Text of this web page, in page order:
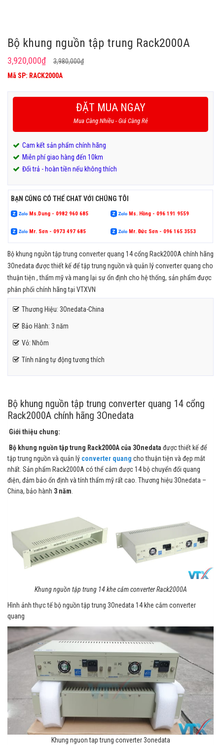
Bộ khung nguồn tập trung Rack2000A
3,980,000₫Giá
3,980,000₫.
3,920,000₫
Giá
là:
3,920,000₫.
Mã SP: RACK2000A
ĐẶT MUA NGAY
Mua Càng Nhiều - Giá Càng Rẻ
Cam kết sản phẩm chính hãng
Miễn phí giao hàng đến 10km
Đổi trả - hoàn tiền nếu không thích
BẠN CŨNG CÓ THỂ CHAT VỚI CHÚNG TÔI
Ms.Dung - 0982 960 685 Ms. Hồng - 096 191 9559
Mr. Sơn - 0973 497 685 Mr. Đức Sơn - 096 165 3553
Bộ khung nguồn tập trung converter quang 14 cổng Rack2000A chính hãng
3Onedata được thiết kế để tập trung nguồn và quản lý converter quang cho
thuận tiện , thẩm mỹ và mang lại sự ổn định cho hệ thống, sản phẩm được
phân phối chính hãng tại VTXVN
Thương Hiệu: 3Onedata-China
Bảo Hành: 3 năm
Vỏ: Nhôm
Tính năng tự động tương thích
Bộ khung nguồn tập trung converter quang 14 cổng
Rack2000A chính hãng 3Onedata
Giới thiệu chung:
Bộ khung nguồn tập trung Rack2000A của 3Onedata được thiết kế để
tập trung nguồn và quản lý converter quang cho thuận tiện và đẹp mắt
nhất. Sản phẩm Rack2000A có thể cắm được 14 bộ chuyển đổi quang
điện, đảm bảo ổn định và tính thẩm mỹ rất cao. Thương hiệu 3Onedata –
China, bảo hành 3 năm
Khung nguồn tập trung 14 khe cắm converter Rack2000A
Hình ảnh thực tế bộ nguồn tập trung 3Onedata 14 khe cắm converter
quang
Khung nguon tap trung converter 3onedata